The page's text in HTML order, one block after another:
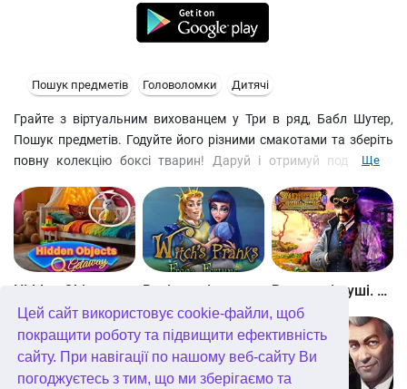
Цей сайт використовує cookie-файли, щоб
покращити роботу та підвищити ефективність
сайту. При навігації по нашому веб-сайту Ви
погоджуєтесь з тим, що ми зберігаємо та
Пошук предметів Головоломки Дитячі
Грайте з віртуальним вихованцем у Три в ряд, Бабл Шутер,
Пошук предметів. Годуйте його різними смакотами та зберіть
повну колекцію боксі тварин! Даруй і отримуй подарунки,
- Барвисті рівні на пошук предметів
- Енциклопедія цієї гри про тварин
Ще
Вкрадені душі. Кривавий ритуал